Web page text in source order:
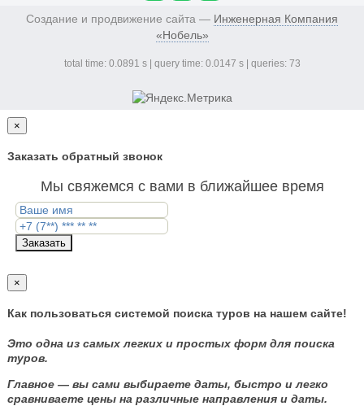
Создание и продвижение сайта — Инженерная Компания
«Нобель»
total time: 0.0891 s | query time: 0.0147 s | queries: 73
×
Заказать обратный звонок
Мы свяжемся с вами в ближайшее время
Заказать
×
Как пользоваться системой поиска туров на нашем сайте!
Это одна из самых легких и простых форм для поиска
туров.
Главное — вы сами выбираете даты, быстро и легко
сравниваете цены на различные направления и даты.